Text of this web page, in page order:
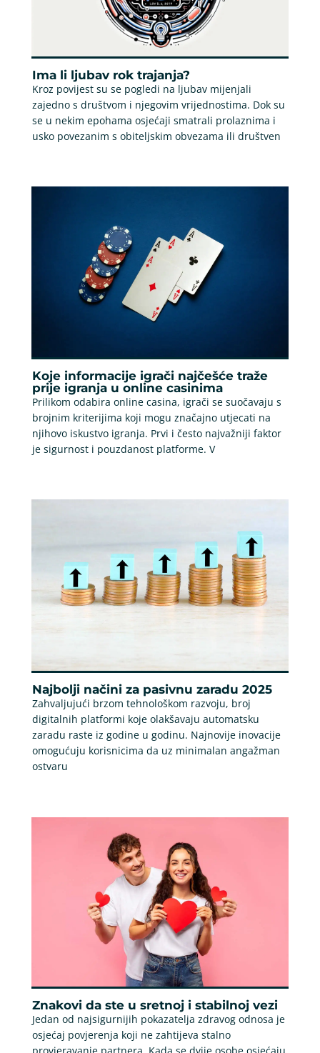
Ima li ljubav rok trajanja?
Kroz povijest su se pogledi na ljubav mijenjali
zajedno s društvom i njegovim vrijednostima. Dok su
se u nekim epohama osjećaji smatrali prolaznima i
usko povezanim s obiteljskim obvezama ili društven
Koje informacije igrači najčešće traže
prije igranja u online casinima
Prilikom odabira online casina, igrači se suočavaju s
brojnim kriterijima koji mogu značajno utjecati na
njihovo iskustvo igranja. Prvi i često najvažniji faktor
je sigurnost i pouzdanost platforme. V
Najbolji načini za pasivnu zaradu 2025
Zahvaljujući brzom tehnološkom razvoju, broj
digitalnih platformi koje olakšavaju automatsku
zaradu raste iz godine u godinu. Najnovije inovacije
omogućuju korisnicima da uz minimalan angažman
ostvaru
Znakovi da ste u sretnoj i stabilnoj vezi
Jedan od najsigurnijih pokazatelja zdravog odnosa je
osjećaj povjerenja koji ne zahtijeva stalno